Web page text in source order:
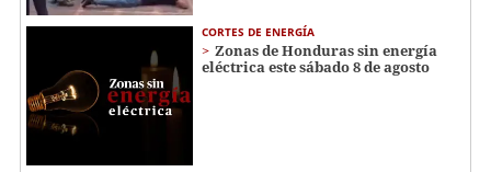
CORTES DE ENERGÍA
Zonas de Honduras sin energía
eléctrica este sábado 8 de agosto